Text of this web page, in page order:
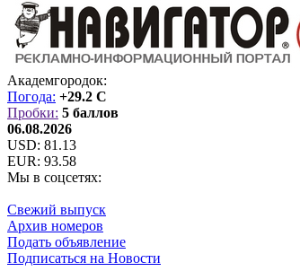
Академгородок:
Погода: +29.2 C
Пробки: 5 баллов
06.08.2026
USD: 81.13
EUR: 93.58
Мы в соцсетях:
Свежий выпуск
Архив номеров
Подать объявление
Подписаться на Новости